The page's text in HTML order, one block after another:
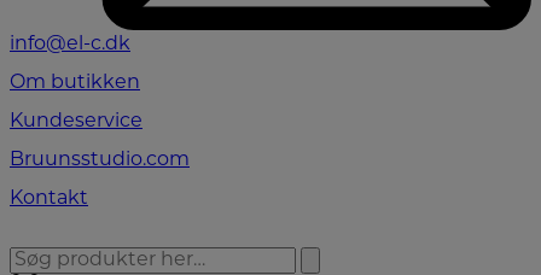
info@el-c.dk
Om butikken
Kundeservice
Bruunsstudio.com
Kontakt